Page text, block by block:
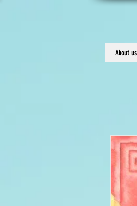
About us